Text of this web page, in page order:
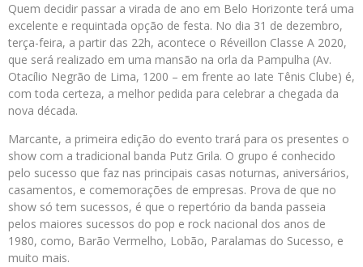
Quem decidir passar a virada de ano em Belo Horizonte terá uma
excelente e requintada opção de festa. No dia 31 de dezembro,
terça-feira, a partir das 22h, acontece o Réveillon Classe A 2020,
que será realizado em uma mansão na orla da Pampulha (Av.
Otacílio Negrão de Lima, 1200 – em frente ao Iate Tênis Clube) é,
com toda certeza, a melhor pedida para celebrar a chegada da
nova década.
Marcante, a primeira edição do evento trará para os presentes o
show com a tradicional banda Putz Grila. O grupo é conhecido
pelo sucesso que faz nas principais casas noturnas, aniversários,
casamentos, e comemorações de empresas. Prova de que no
show só tem sucessos, é que o repertório da banda passeia
pelos maiores sucessos do pop e rock nacional dos anos de
1980, como, Barão Vermelho, Lobão, Paralamas do Sucesso, e
muito mais.